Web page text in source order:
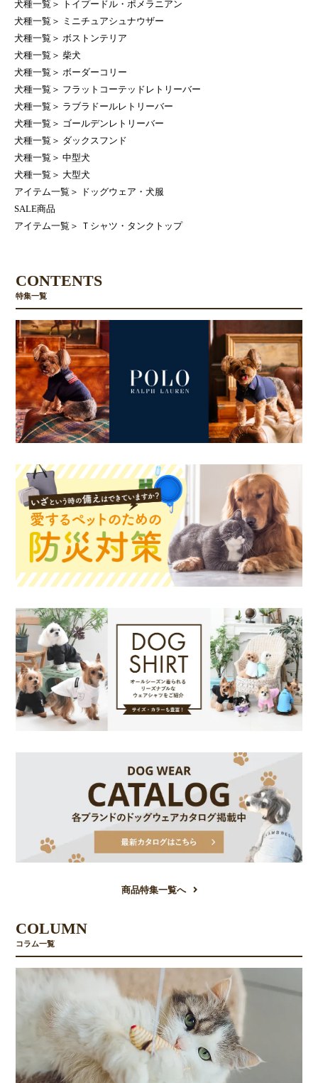
犬種一覧 ＞
トイプードル・ポメラニアン
犬種一覧 ＞
ミニチュアシュナウザー
犬種一覧 ＞ ボストンテリア
犬種一覧 ＞ 柴犬
犬種一覧 ＞ ボーダーコリー
犬種一覧 ＞ フラットコーテッドレトリーバー
犬種一覧 ＞ ラブラドールレトリーバー
犬種一覧 ＞ ゴールデンレトリーバー
犬種一覧 ＞ ダックスフンド
犬種一覧 ＞ 中型犬
犬種一覧 ＞ 大型犬
アイテム一覧 ＞
ドッグウェア・犬服
SALE商品
アイテム一覧 ＞ Ｔシャツ・タンクトップ
CONTENTS
特集一覧
商品特集一覧へ
COLUMN
コラム一覧